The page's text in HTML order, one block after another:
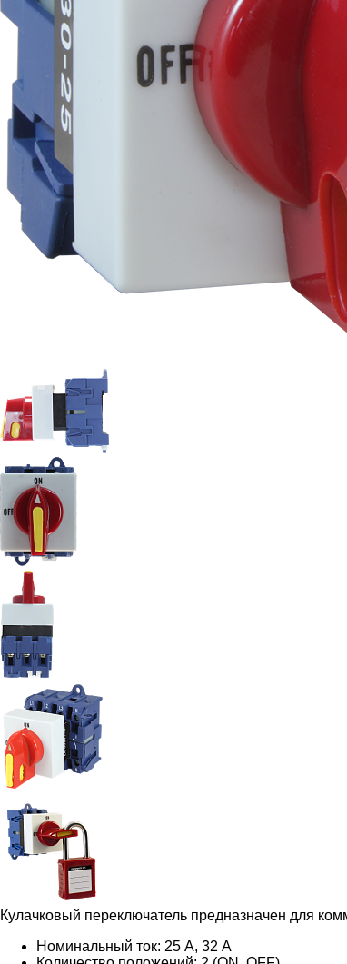
Кулачковый переключатель предназначен для
Номинальный ток: 25 А, 32 А